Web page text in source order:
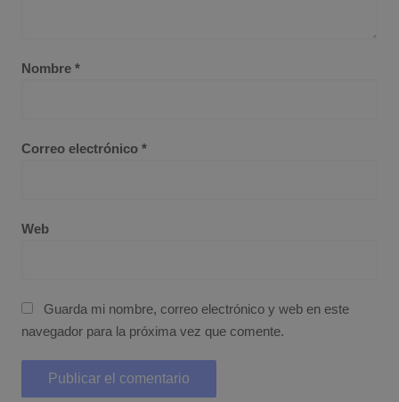
Nombre *
Correo electrónico *
Web
Guarda mi nombre, correo electrónico y web en este
navegador para la próxima vez que comente.